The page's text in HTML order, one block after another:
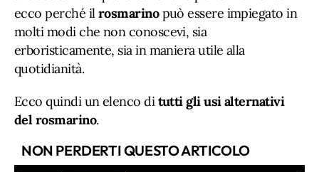
ecco perché ilrosmarinopuò essere impiegato in
molti modi che non conoscevi, sia
erboristicamente, sia in maniera utile alla
quotidianità.
Ecco quindi un elenco ditutti gli usi alternativi
del rosmarino.
NON PERDERTI QUESTO ARTICOLO